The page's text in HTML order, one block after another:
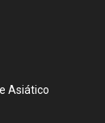
Asiático